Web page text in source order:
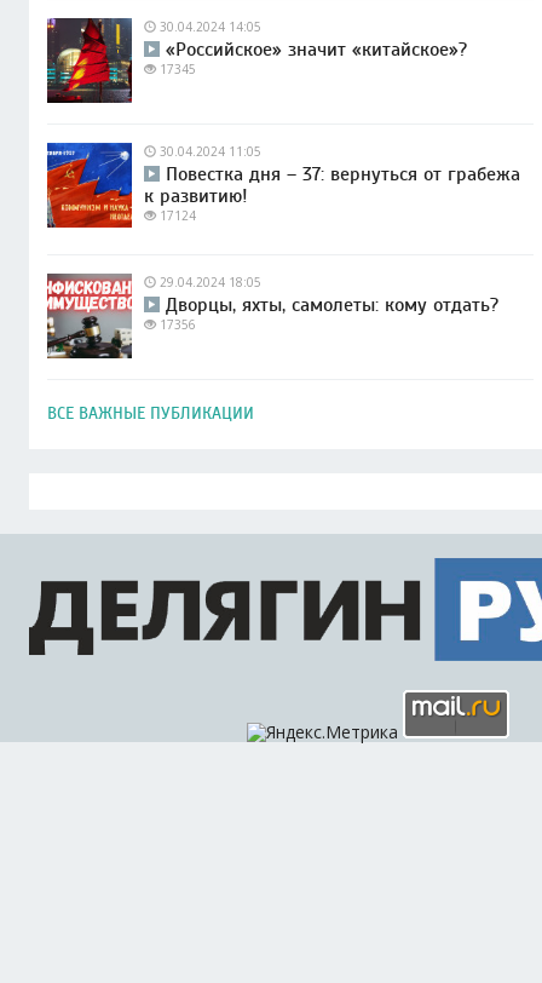
30.04.2024 14:05
«Российское» значит «китайское»?
17345
30.04.2024 11:05
Повестка дня – 37: вернуться от грабежа
к развитию!
17124
29.04.2024 18:05
Дворцы, яхты, самолеты: кому отдать?
17356
ВСЕ ВАЖНЫЕ ПУБЛИКАЦИИ